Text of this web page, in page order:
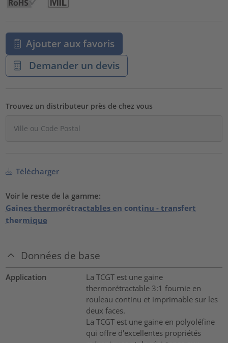
Ajouter aux favoris
Demander un devis
Trouvez un distributeur près de chez vous
Télécharger
Voir le reste de la gamme:
Gaines thermorétractables en continu - transfert
thermique
Données de base
Application
La TCGT est une gaine
thermorétractable 3:1 fournie en
rouleau continu et imprimable sur les
deux faces.
La TCGT est une gaine en polyoléfine
qui offre d'excellentes propriétés